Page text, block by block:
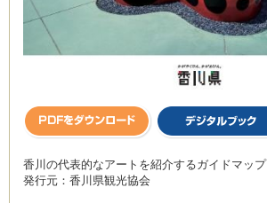
香川の代表的なアートを紹介するガイドマップ
発行元：香川県観光協会